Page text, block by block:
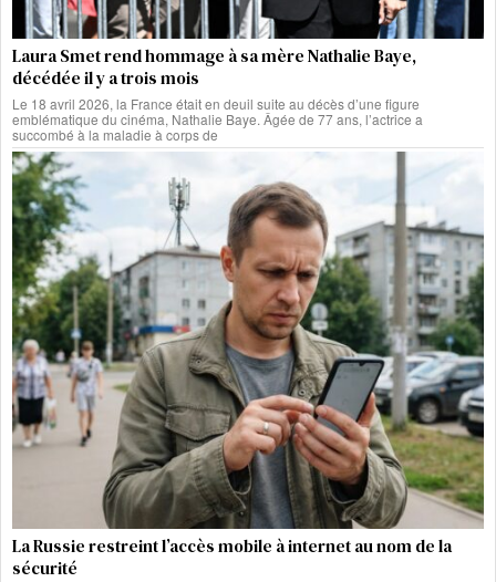
Laura Smet rend hommage à sa mère Nathalie Baye,
décédée il y a trois mois
Le 18 avril 2026, la France était en deuil suite au décès d’une figure
emblématique du cinéma, Nathalie Baye. Âgée de 77 ans, l’actrice a
succombé à la maladie à corps de
La Russie restreint l’accès mobile à internet au nom de la
sécurité